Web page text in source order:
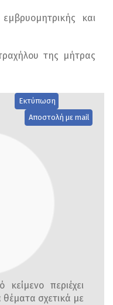
και
της μήτρας
Εκτύπωση
Αποστολή με mail
περιέχει
θέματα σχετικά με